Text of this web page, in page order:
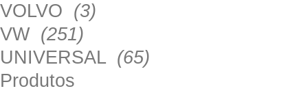
VOLVO (3)
VW (251)
UNIVERSAL (65)
Produtos